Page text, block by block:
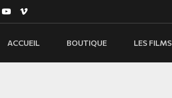
ACCUEIL BOUTIQUE LES FILMS